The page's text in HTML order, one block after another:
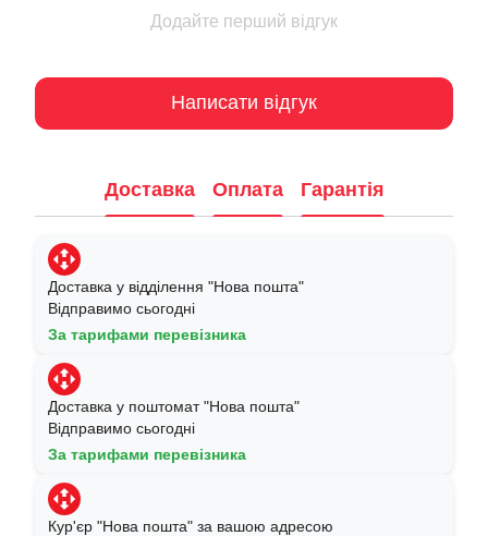
Додайте перший відгук
Написати відгук
Доставка Оплата Гарантія
Доставка у відділення "Нова пошта"
Відправимо сьогодні
За тарифами перевізника
Доставка у поштомат "Нова пошта"
Відправимо сьогодні
За тарифами перевізника
Кур'єр "Нова пошта" за вашою адресою